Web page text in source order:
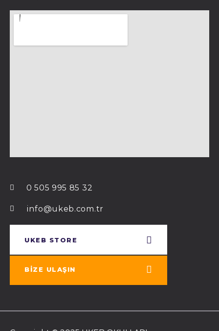
0 505 995 85 32
info@ukeb.com.tr
UKEB STORE
BIZE ULAŞIN